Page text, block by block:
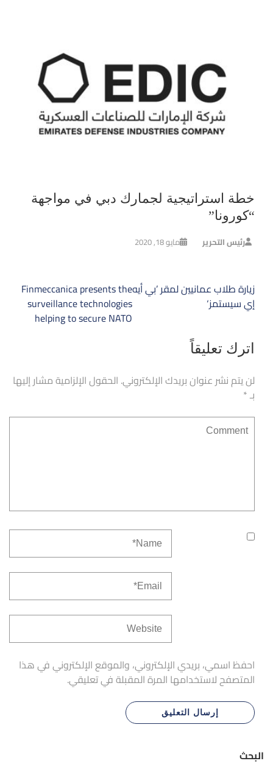
خطة استراتيجية لجمارك دبي في مواجهة
“كورونا”
رئيس التحرير مايو 18, 2020
تصفّح
المقالات
Finmeccanica presents the
surveillance technologies
helping to secure NATO
زيارة طلاب عمانيين لمقر ’بي أيه
إي سيستمز‘
اترك تعليقاً
لن يتم نشر عنوان بريدك الإلكتروني. الحقول الإلزامية مشار إليها
بـ*
احفظ اسمي، بريدي الإلكتروني، والموقع الإلكتروني في هذا
المتصفح لاستخدامها المرة المقبلة في تعليقي.
البحث